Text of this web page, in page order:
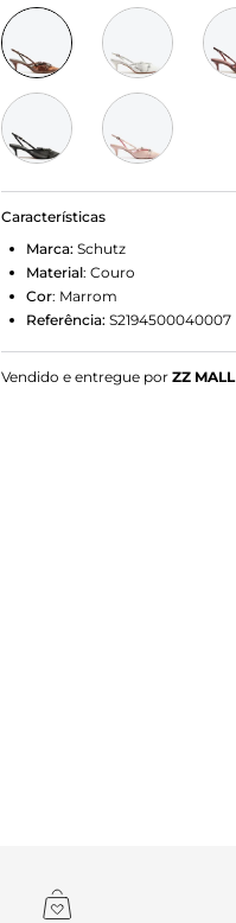
Características
Marca: Schutz
Material: Couro
Cor: Marrom
Referência: S2194500040007
Vendido e entregue por ZZ MALL